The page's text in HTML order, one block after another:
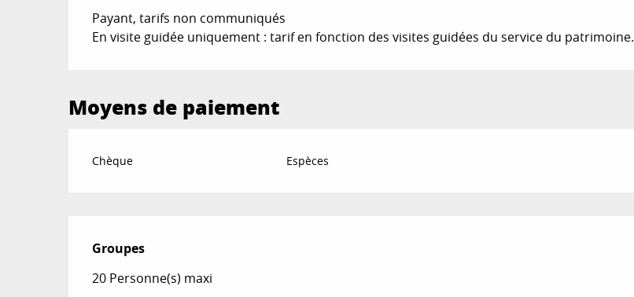
Payant, tarifs non communiqués
En visite guidée uniquement : tarif en fonction des visites guidées du service du patrimoine.
Moyens de paiement
Chèque Espèces
Groupes
Groupes
20 Personne(s) maxi